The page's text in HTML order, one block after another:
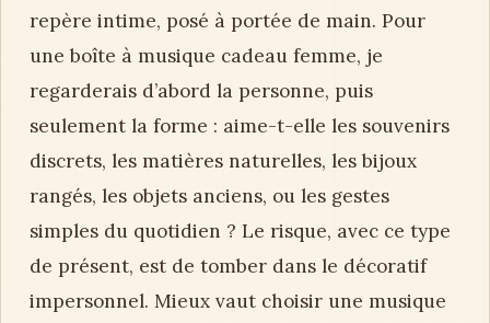
repère intime, posé à portée de main. Pour
une boîte à musique cadeau femme, je
regarderais d’abord la personne, puis
seulement la forme : aime-t-elle les souvenirs
discrets, les matières naturelles, les bijoux
rangés, les objets anciens, ou les gestes
simples du quotidien ? Le risque, avec ce type
de présent, est de tomber dans le décoratif
impersonnel. Mieux vaut choisir une musique